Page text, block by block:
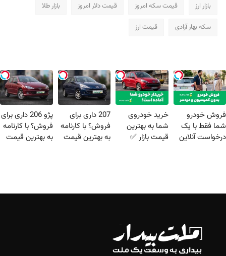
بازار ارز قیمت سکه امروز قیمت دلار امروز بازار طلا
سکه بهار آزادی قیمت ارز
فروش خودرو
شما فقط با یک
درخواست آنلاین
خرید خودروی
شما به بهترین
قیمت بازار ✅
207 داری برای
فروش؟ با کارنامه
به بهترین قیمت
پژو 206 داری برای
فروش؟ با کارنامه
به بهترین قیمت